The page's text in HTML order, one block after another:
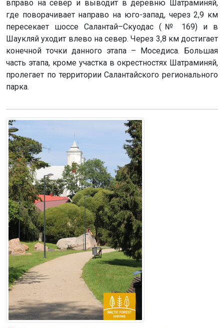
вправо на север и выводит в деревню Шатраминяй,
где поворачивает направо на юго-запад, через 2,9 км
пересекает шоссе Салантай–Скуодас (№ 169) и в
Шаукляй уходит влево на север. Через 3,8 км достигает
конечной точки данного этапа – Моседиса. Большая
часть этапа, кроме участка в окрестностях Шатраминяй,
пролегает по территории Салантайского регионального
парка.